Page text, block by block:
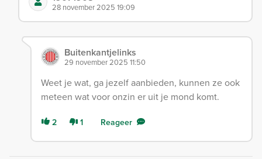
28 november 2025 19:09
Buitenkantjelinks
29 november 2025 11:50
Weet je wat, ga jezelf aanbieden, kunnen ze ook
meteen wat voor onzin er uit je mond komt.
2 1 Reageer